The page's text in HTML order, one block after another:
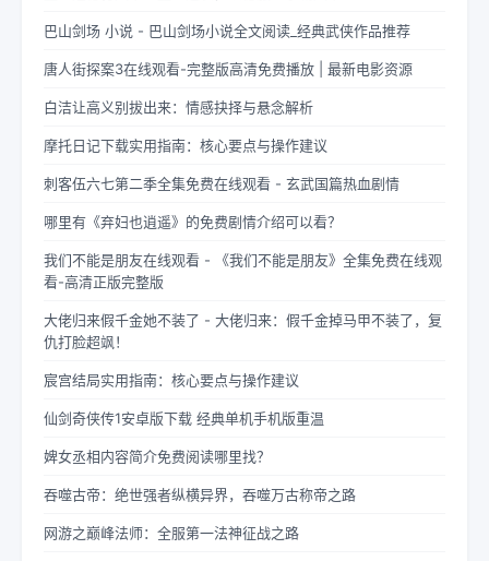
巴山剑场 小说 - 巴山剑场小说全文阅读_经典武侠作品推荐
唐人街探案3在线观看-完整版高清免费播放 | 最新电影资源
白洁让高义别拔出来：情感抉择与悬念解析
摩托日记下载实用指南：核心要点与操作建议
刺客伍六七第二季全集免费在线观看 - 玄武国篇热血剧情
哪里有《弃妇也逍遥》的免费剧情介绍可以看？
我们不能是朋友在线观看 - 《我们不能是朋友》全集免费在线观
看-高清正版完整版
大佬归来假千金她不装了 - 大佬归来：假千金掉马甲不装了，复
仇打脸超飒！
宸宫结局实用指南：核心要点与操作建议
仙剑奇侠传1安卓版下载 经典单机手机版重温
婢女丞相内容简介免费阅读哪里找？
吞噬古帝：绝世强者纵横异界，吞噬万古称帝之路
网游之巅峰法师：全服第一法神征战之路